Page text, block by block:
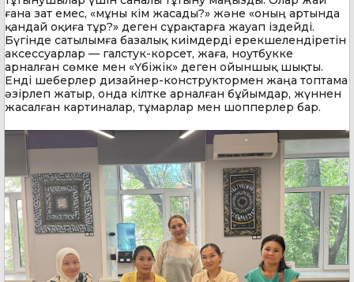
ғана зат емес, «мұны кім жасады?» және «оның артында
қандай оқиға тұр?» деген сұрақтарға жауап іздейді.
Бүгінде сатылымға базалық киімдерді ерекшелендіретін
аксессуарлар — галстук-корсет, жаға, ноутбукке
арналған сөмке мен «Үбіжік» деген ойыншық шықты.
Енді шеберлер дизайнер-конструктормен жаңа топтама
әзірлеп жатыр, онда кілтке арналған бұйымдар, жүннен
жасалған картиналар, тұмарлар мен шопперлер бар.